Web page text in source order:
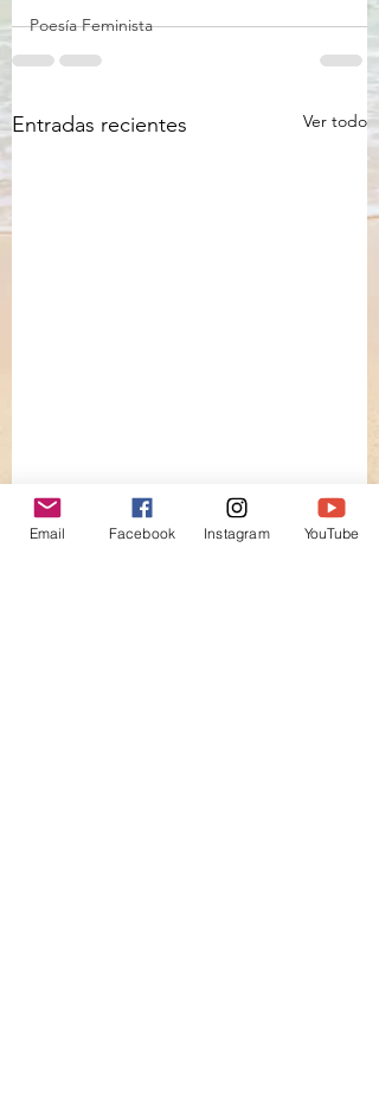
Poesía Feminista
Entradas recientes Ver todo
Email Facebook Instagram YouTube